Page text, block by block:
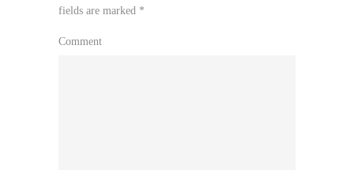
fields are marked *
Comment